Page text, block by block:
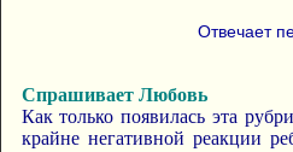
Отвечает
Спрашивает Любовь
Как только появилась эта
крайне негативной реакции